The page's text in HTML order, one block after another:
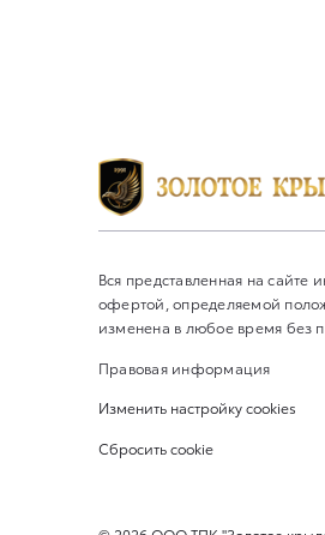
Вся представленная на
офертой, определяемой
изменена в любое время без
Правовая информация
Изменить настройку cookies
Сбросить cookie